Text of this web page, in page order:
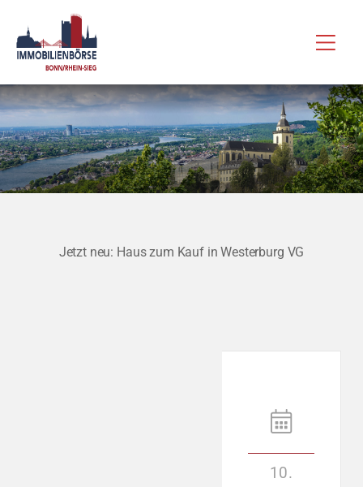
Inhalt
springen
Jetzt neu: Haus zum Kauf in Westerburg VG
10.